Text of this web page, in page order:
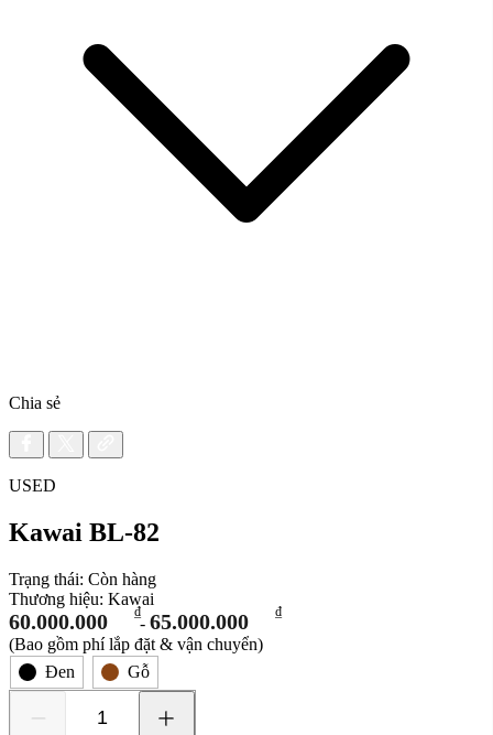
Chia sẻ
USED
Kawai BL-82
Trạng thái: Còn hàng
Thương hiệu: Kawai
60.000.000 ₫
- 65.000.000 ₫
(Bao gồm phí lắp đặt & vận chuyển)
Đen
Gỗ